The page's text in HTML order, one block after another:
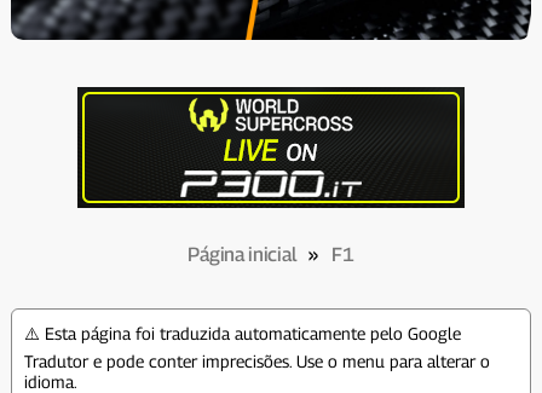
Página inicial» F1
⚠️ Esta página foi traduzida automaticamente pelo Google
Tradutor e pode conter imprecisões. Use o menu para alterar o
idioma.